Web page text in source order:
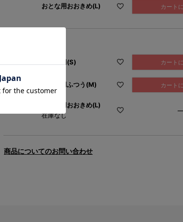
おとな用おおきめ(L) カート
こども用(S) カート
おとな用ふつう(M) カート
おとな用おおきめ(L)
在庫なし
商品についてのお問い合わせ